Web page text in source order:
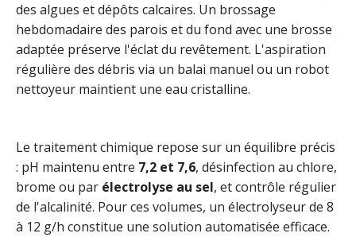
des algues et dépôts calcaires. Un brossage
hebdomadaire des parois et du fond avec une brosse
adaptée préserve l'éclat du revêtement. L'aspiration
régulière des débris via un balai manuel ou un robot
nettoyeur maintient une eau cristalline.
Le traitement chimique repose sur un équilibre précis
: pH maintenu entre 7,2 et 7,6, désinfection au chlore,
brome ou par électrolyse au sel, et contrôle régulier
de l'alcalinité. Pour ces volumes, un électrolyseur de 8
à 12 g/h constitue une solution automatisée efficace.